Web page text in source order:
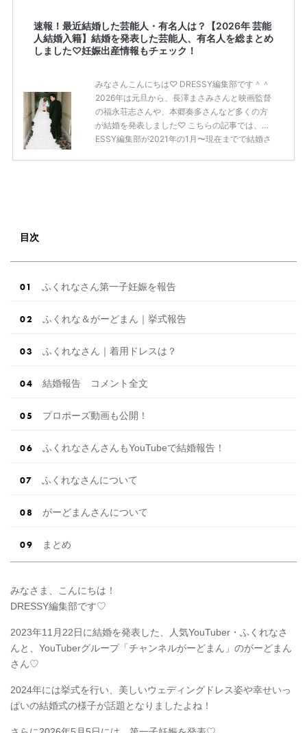
ンの 人気投票に参加しました。 こちらの記事で
は集計結果をリアルなランキングにまとめてい
ます。 (※2025年8月の調査結果です) ​​ ドレスの
の女性がドレスにこ […]続きを読む
速報！最近結婚した芸能人・有名人は？【2026年 芸能
人結婚入籍】結婚を発表した芸能人、有名人を総まとめ
しました♡妊娠出産情報もチェック！
みなさんこんにちは♡ DRESSY編集部です＾＾
2026年は元旦から、長澤まさみさんと映画監督
の福永荘志さんや、本郷奏多さんなど多くの方
が結婚を発表しました♡ こちらの記事では、DR
ESSY編集部が2021年の1月〜現在までで結婚さ
目次
ふくれなさん第一子妊娠を報告
ふくれな＆がーどまん｜挙式報告
ふくれなさん｜着用ドレスは？
結婚報告 コメント全文
プロポーズ動画も公開！
ふくれなさんさんもYouTubeで結婚報告！
ふくれなさんについて
がーどまんさんについて
まとめ
みなさま、こんにちは！
DRESSY編集部です♡
2023年11月22日に結婚を発表した、人気YouTuber・ふくれなさ
んと、YouTuberグループ「チャンネルがーどまん」のがーどまん
さん♡
2024年には挙式を行い、美しいウェディングドレス姿や幸せいっ
ぱいの結婚式の様子が話題となりましたよね！